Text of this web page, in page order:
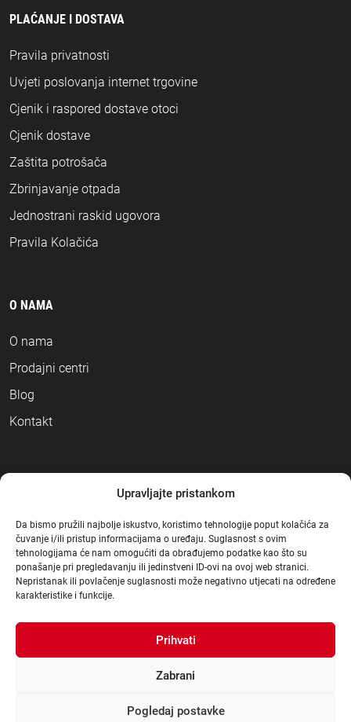
Upravljajte pristankom
Da bismo pružili najbolje iskustvo, koristimo tehnologije poput kolačića za
čuvanje i/ili pristup informacijama o uređaju. Suglasnost s ovim
tehnologijama će nam omogućiti da obrađujemo podatke kao što su
ponašanje pri pregledavanju ili jedinstveni ID-ovi na ovoj web stranici.
Nepristanak ili povlačenje suglasnosti može negativno utjecati na određene
karakteristike i funkcije.
Prihvati
Zabrani
Pogledaj postavke
PLAĆANJE I DOSTAVA
Pravila privatnosti
Uvjeti poslovanja internet trgovine
Cjenik i raspored dostave otoci
Cjenik dostave
Zaštita potrošača
Zbrinjavanje otpada
Jednostrani raskid ugovora
Pravila Kolačića
O NAMA
O nama
Prodajni centri
Blog
Kontakt